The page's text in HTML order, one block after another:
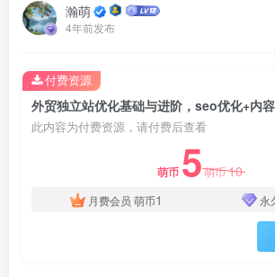
瀚萌
4年前发布
此内容为付费资源，请付费后查看
萌币 5萌币10
月费会员 萌币1 永
付费资源